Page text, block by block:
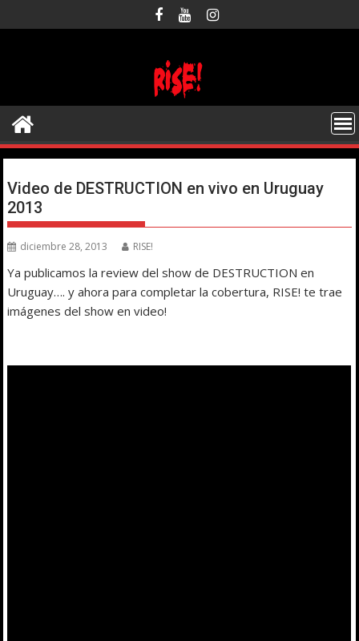
al
Video de DESTRUCTION en vivo en Uruguay
2013
diciembre 28, 2013 RISE!
Ya publicamos la review del show de DESTRUCTION en
Uruguay…. y ahora para completar la cobertura, RISE! te trae
imágenes del show en video!